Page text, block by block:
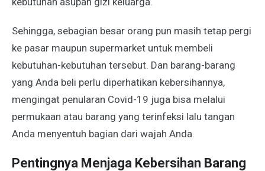
Sehingga, sebagian besar orang pun masih tetap pergi
ke pasar maupun supermarket untuk membeli
kebutuhan-kebutuhan tersebut. Dan barang-barang
yang Anda beli perlu diperhatikan kebersihannya,
mengingat penularan Covid-19 juga bisa melalui
permukaan atau barang yang terinfeksi lalu tangan
Anda menyentuh bagian dari wajah Anda.
Pentingnya Menjaga Kebersihan Barang